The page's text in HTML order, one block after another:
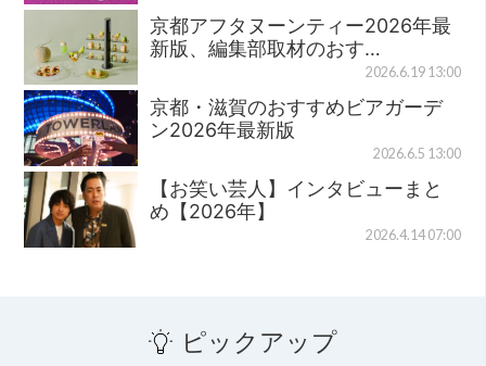
京都アフタヌーンティー2026年最
新版、編集部取材のおす…
2026.6.19 13:00
京都・滋賀のおすすめビアガーデ
ン2026年最新版
2026.6.5 13:00
【お笑い芸人】インタビューまと
め【2026年】
2026.4.14 07:00
ピックアップ